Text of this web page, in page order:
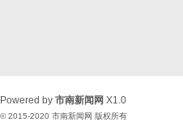
Powered by 市南新闻网 X1.0
© 2015-2020 市南新闻网 版权所有